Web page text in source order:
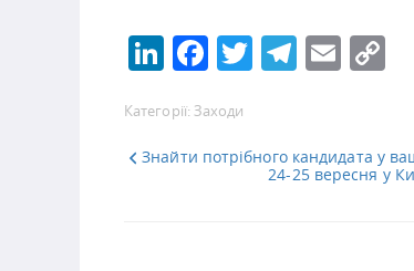
LinkedIn
Facebook
TwitterEmail
Категорії: Заходи
Знайти потрібного кандидата у
24-25 вересня у